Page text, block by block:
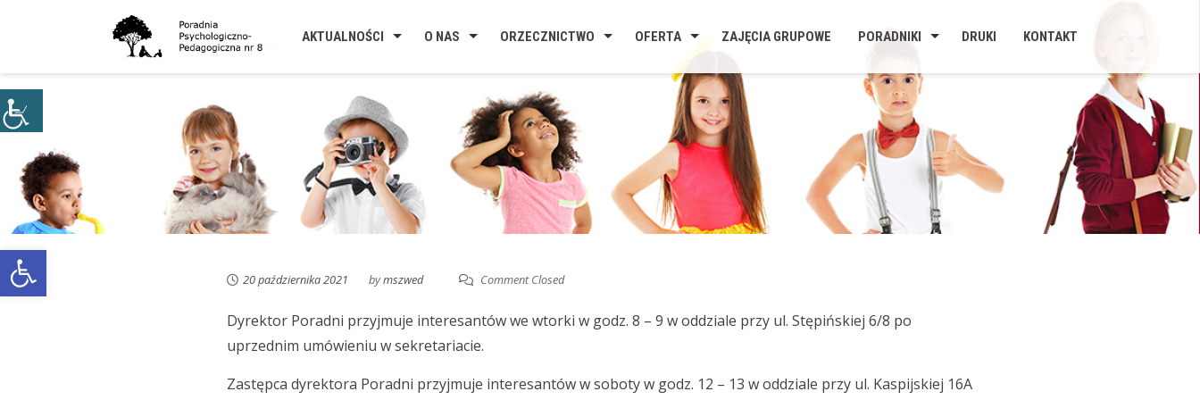
Open toolbar
AKTUALNOŚCI O NAS ORZECZNICTWO OFERTA ZAJĘCIA GRUPOWE PORADNIKI DRUKI KONTAKT
20 października 2021 bymszwed Comment Closed
Dyrektor Poradni przyjmuje interesantów we wtorki w godz. 8 – 9 w oddziale przy ul. Stępińskiej 6/8 po
uprzednim umówieniu w sekretariacie.
Zastępca dyrektora Poradni przyjmuje interesantów w soboty w godz. 12 – 13 w oddziale przy ul. Kaspijskiej 16A